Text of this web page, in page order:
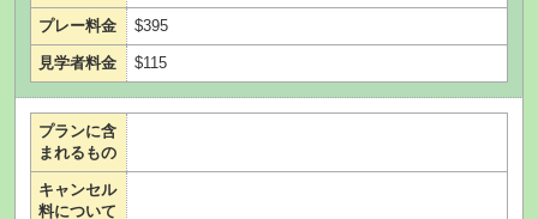
プレー料金 $395
見学者料金 $115
プランに含
まれるもの
キャンセル
料について